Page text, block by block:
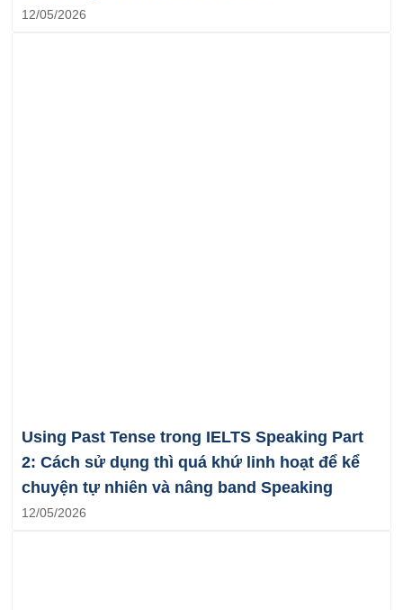
12/05/2026
Using Past Tense trong IELTS Speaking Part
2: Cách sử dụng thì quá khứ linh hoạt để kể
chuyện tự nhiên và nâng band Speaking
12/05/2026